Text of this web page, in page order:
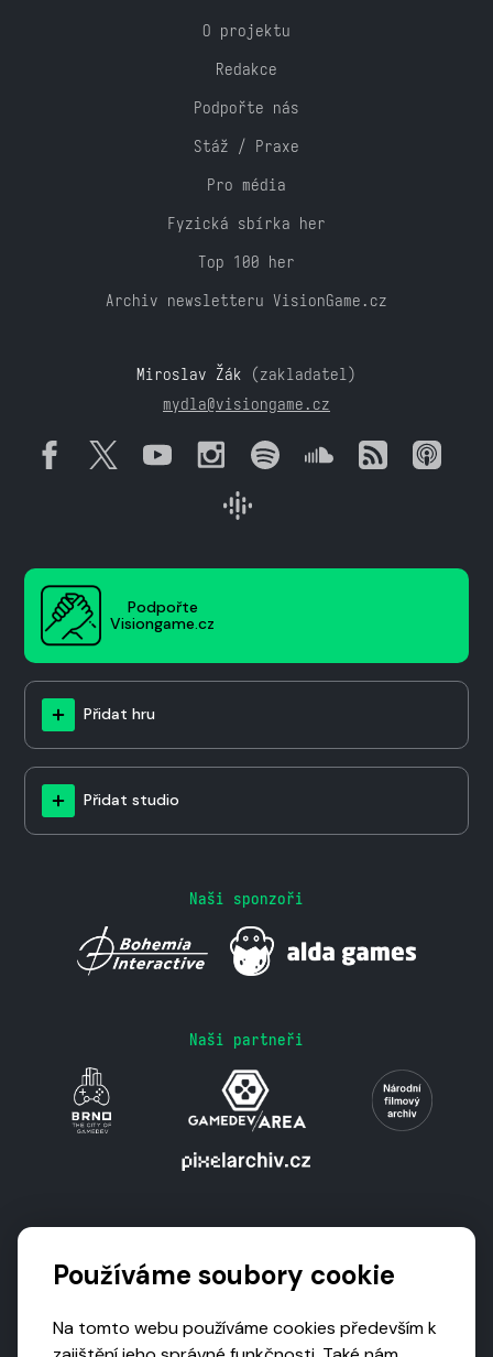
O projektu
Redakce
Podpořte nás
Stáž / Praxe
Pro média
Fyzická sbírka her
Top 100 her
Archiv newsletteru VisionGame.cz
Miroslav Žák (zakladatel)
mydla@visiongame.cz
Podpořte
Visiongame.cz
Přidat hru
Přidat studio
Naši sponzoři
Naši partneři
Používáme soubory cookie
Na tomto webu používáme cookies především k